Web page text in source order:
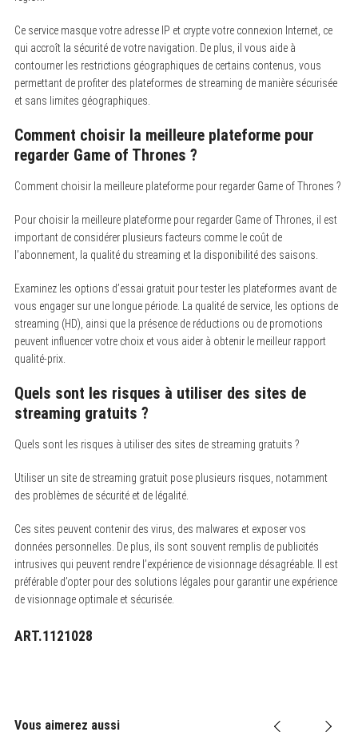
Ce service masque votre adresse IP et crypte votre connexion Internet, ce
qui accroît la sécurité de votre navigation. De plus, il vous aide à
contourner les restrictions géographiques de certains contenus, vous
permettant de profiter des plateformes de streaming de manière sécurisée
et sans limites géographiques.
Comment choisir la meilleure plateforme pour
regarder Game of Thrones ?
Comment choisir la meilleure plateforme pour regarder Game of Thrones ?
Pour choisir la meilleure plateforme pour regarder Game of Thrones, il est
important de considérer plusieurs facteurs comme le coût de
l’abonnement, la qualité du streaming et la disponibilité des saisons.
Examinez les options d’essai gratuit pour tester les plateformes avant de
vous engager sur une longue période. La qualité de service, les options de
streaming (HD), ainsi que la présence de réductions ou de promotions
peuvent influencer votre choix et vous aider à obtenir le meilleur rapport
qualité-prix.
Quels sont les risques à utiliser des sites de
streaming gratuits ?
Quels sont les risques à utiliser des sites de streaming gratuits ?
Utiliser un site de streaming gratuit pose plusieurs risques, notamment
des problèmes de sécurité et de légalité.
Ces sites peuvent contenir des virus, des malwares et exposer vos
données personnelles. De plus, ils sont souvent remplis de publicités
intrusives qui peuvent rendre l’expérience de visionnage désagréable. Il est
préférable d’opter pour des solutions légales pour garantir une expérience
de visionnage optimale et sécurisée.
ART.1121028
Vous aimerez aussi